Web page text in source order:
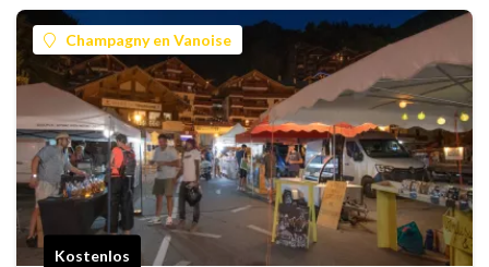
Champagny en Vanoise
Kostenlos